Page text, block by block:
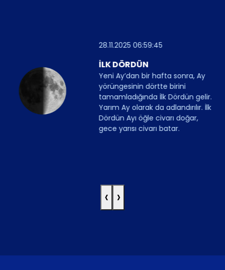
28.11.2025 06:59:45
İLK DÖRDÜN
Yeni Ay’dan bir hafta sonra, Ay
yörüngesinin dörtte birini
tamamladığında İlk Dördün gelir.
Yarım Ay olarak da adlandırılır. İlk
Dördün Ayı öğle civarı doğar,
gece yarısı civarı batar.
‹ ›